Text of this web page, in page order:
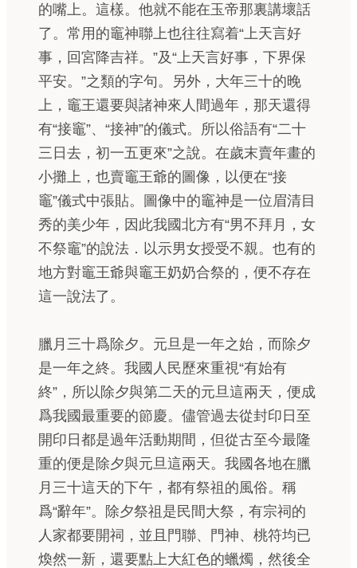
的嘴上。這樣。他就不能在玉帝那裏講壞話
了。常用的竈神聯上也往往寫着“上天言好
事，回宮降吉祥。”及“上天言好事，下界保
平安。”之類的字句。另外，大年三十的晚
上，竈王還要與諸神來人間過年，那天還得
有“接竈”、“接神”的儀式。所以俗語有“二十
三日去，初一五更來”之說。在歲末賣年畫的
小攤上，也賣竈王爺的圖像，以便在“接
竈”儀式中張貼。圖像中的竈神是一位眉清目
秀的美少年，因此我國北方有“男不拜月，女
不祭竈”的說法．以示男女授受不親。也有的
地方對竈王爺與竈王奶奶合祭的，便不存在
這一說法了。
臘月三十爲除夕。元旦是一年之始，而除夕
是一年之終。我國人民歷來重視“有始有
終”，所以除夕與第二天的元旦這兩天，便成
爲我國最重要的節慶。儘管過去從封印日至
開印日都是過年活動期間，但從古至今最隆
重的便是除夕與元旦這兩天。我國各地在臘
月三十這天的下午，都有祭祖的風俗。稱
爲“辭年”。除夕祭祖是民間大祭，有宗祠的
人家都要開祠，並且門聯、門神、桃符均已
煥然一新，還要點上大紅色的蠟燭，然後全